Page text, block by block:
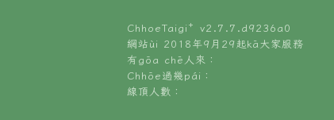
ChhoeTaigi⁺ v2.7.7.d9236a0
網站ùi 2018年9月29起kā大家服務
有gōa chē人來：
Chhōe過幾pái：
線頂人數：